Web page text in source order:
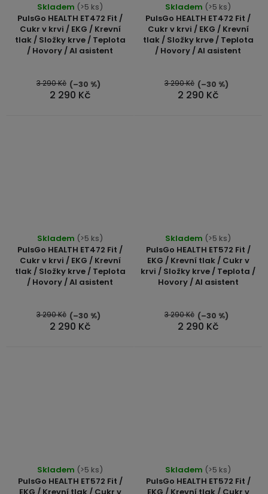
PulsGo HEALTH ET472 Fit /
Cukr v krvi / EKG / Krevní
tlak / Složky krve / Teplota
/ Hovory / AI asistent
Skladem (>5 ks)
2 290 Kč
3 290 Kč (–30 %)
PulsGo HEALTH ET472 Fit /
Cukr v krvi / EKG / Krevní
tlak / Složky krve / Teplota
/ Hovory / AI asistent
hodnocení
produktu
je
5,0
5
hvězdiček.
Skladem (>5 ks)
2 290 Kč
3 290 Kč (–30 %)
PulsGo HEALTH ET472 Fit /
Cukr v krvi / EKG / Krevní
tlak / Složky krve / Teplota
/ Hovory / AI asistent
hodnocení
produktu
je
5,0
5
hvězdiček.
Skladem (>5 ks)
2 290 Kč
3 290 Kč (–30 %)
PulsGo HEALTH ET572 Fit /
EKG / Krevní tlak / Cukr v
krvi / Složky krve / Teplota /
Hovory / AI asistent
hodnocení
produktu
je
5,0
5
hvězdiček.
Skladem (>5 ks)
2 290 Kč
3 290 Kč (–30 %)
PulsGo HEALTH ET572 Fit /
Skladem (>5 ks)
PulsGo HEALTH ET572 Fit /
Skladem (>5 ks)